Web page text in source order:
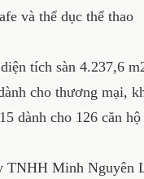
và thể dục thể thao
tích sàn 4.237,6
cho thương mại,
dành cho 126 căn hộ
TNHH Minh Nguyên